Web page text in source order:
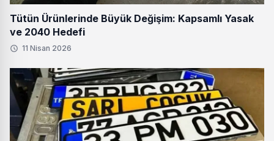
Tütün Ürünlerinde Büyük Değişim: Kapsamlı Yasak
ve 2040 Hedefi
11 Nisan 2026